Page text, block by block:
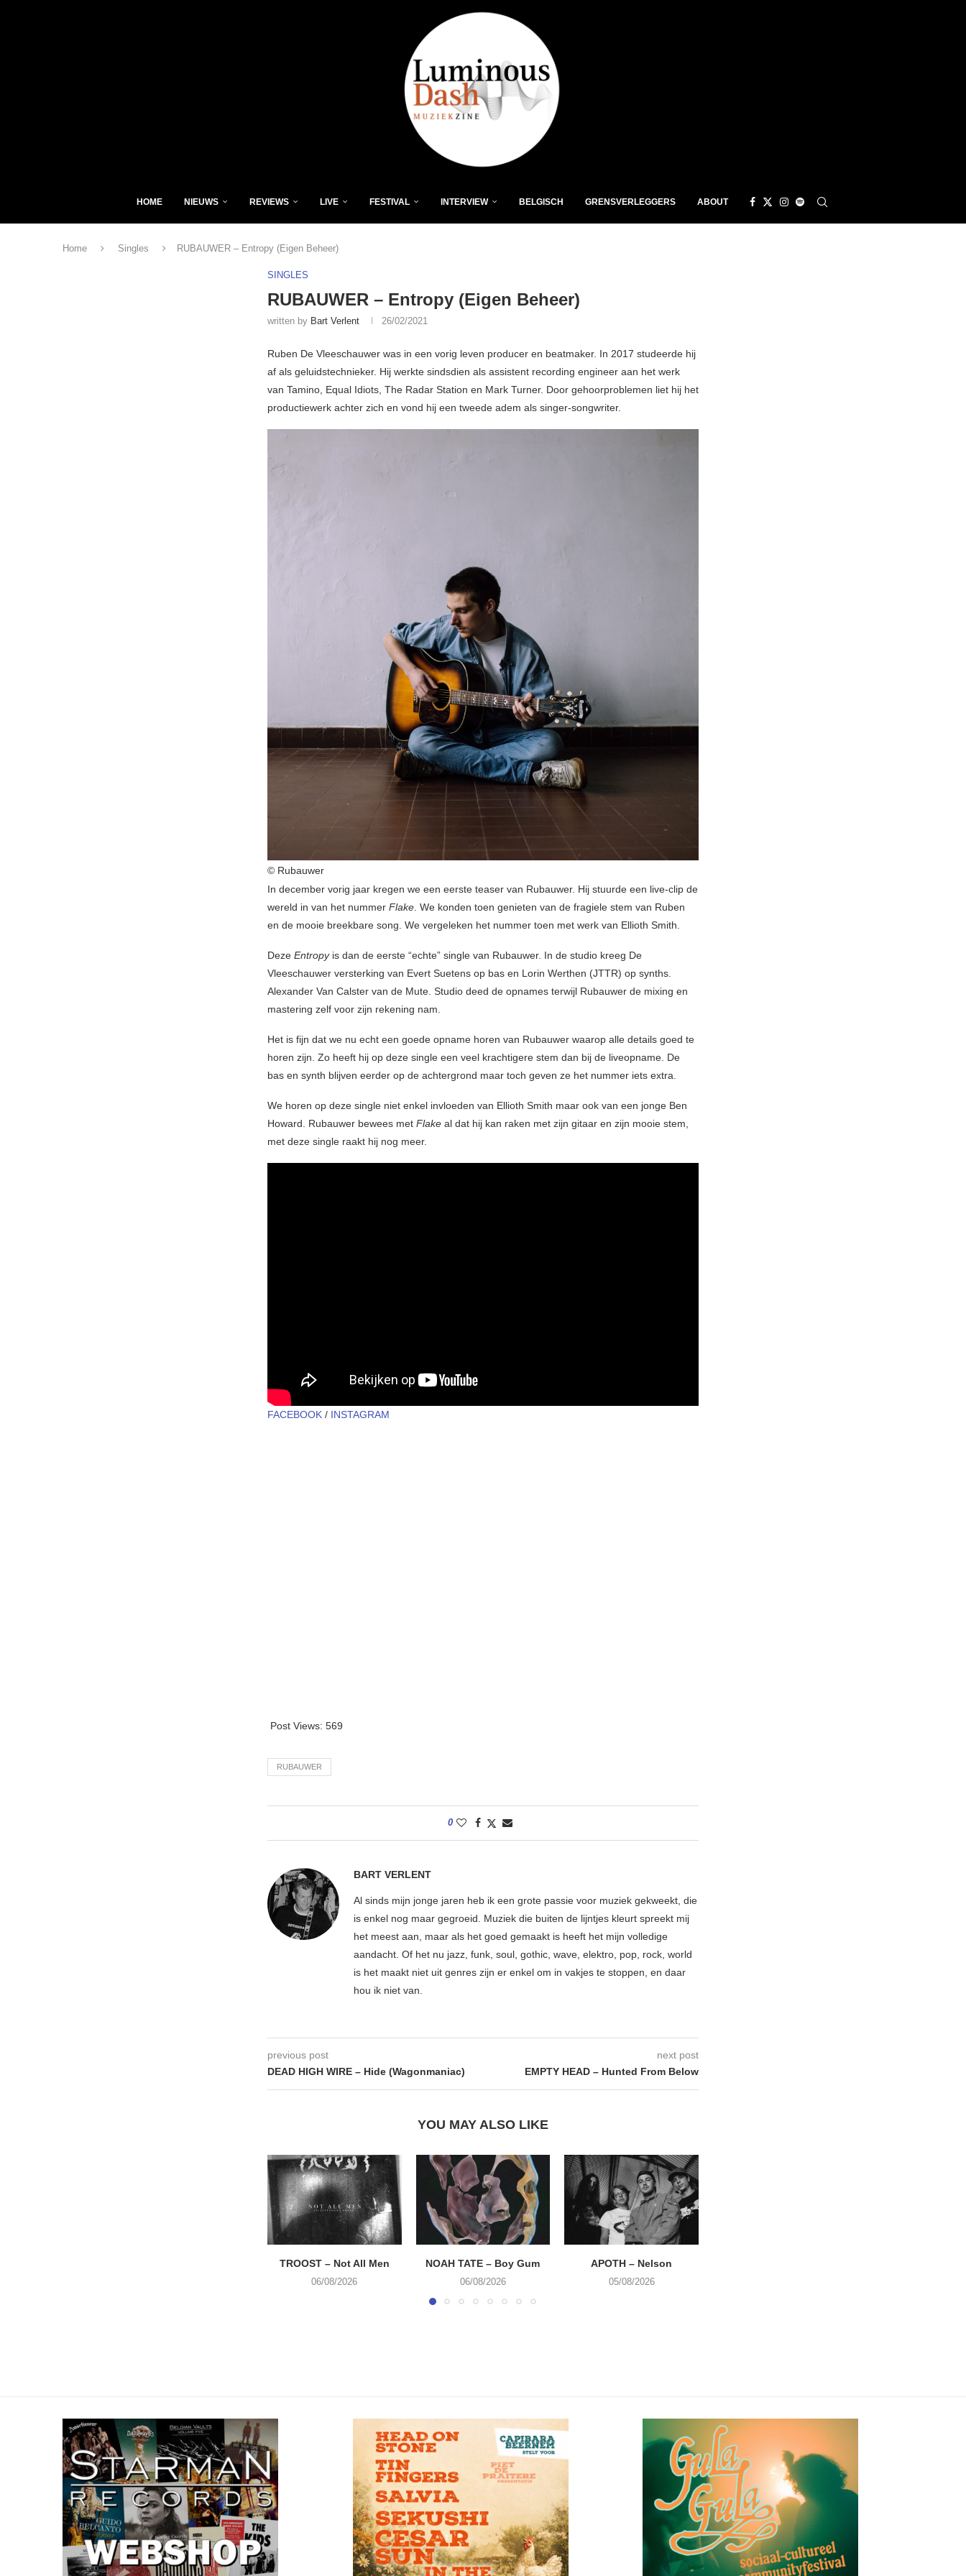
HOME NIEUWS REVIEWS LIVE FESTIVAL INTERVIEW BELGISCH GRENSVERLEGGERS ABOUT
Home Singles RUBAUWER – Entropy (Eigen Beheer)
SINGLES
RUBAUWER – Entropy (Eigen Beheer)
written by Bart Verlent 26/02/2021
Ruben De Vleeschauwer was in een vorig leven producer en beatmaker. In 2017 studeerde hij
af als geluidstechnieker. Hij werkte sindsdien als assistent recording engineer aan het werk
van Tamino, Equal Idiots, The Radar Station en Mark Turner. Door gehoorproblemen liet hij het
productiewerk achter zich en vond hij een tweede adem als singer-songwriter.
© Rubauwer
In december vorig jaar kregen we een eerste teaser van Rubauwer. Hij stuurde een live-clip de
wereld in van het nummer Flake. We konden toen genieten van de fragiele stem van Ruben
en de mooie breekbare song. We vergeleken het nummer toen met werk van Ellioth Smith.
Deze Entropyis dan de eerste “echte” single van Rubauwer. In de studio kreeg De
Vleeschauwer versterking van Evert Suetens op bas en Lorin Werthen (JTTR) op synths.
Alexander Van Calster van de Mute. Studio deed de opnames terwijl Rubauwer de mixing en
mastering zelf voor zijn rekening nam.
Het is fijn dat we nu echt een goede opname horen van Rubauwer waarop alle details goed te
horen zijn. Zo heeft hij op deze single een veel krachtigere stem dan bij de liveopname. De
bas en synth blijven eerder op de achtergrond maar toch geven ze het nummer iets extra.
We horen op deze single niet enkel invloeden van Ellioth Smith maar ook van een jonge Ben
Howard. Rubauwer bewees met Flake al dat hij kan raken met zijn gitaar en zijn mooie stem,
met deze single raakt hij nog meer.
FACEBOOK / INSTAGRAM
Post Views: 569
RUBAUWER
0
BART VERLENT
Al sinds mijn jonge jaren heb ik een grote passie voor muziek gekweekt, die
is enkel nog maar gegroeid. Muziek die buiten de lijntjes kleurt spreekt mij
het meest aan, maar als het goed gemaakt is heeft het mijn volledige
aandacht. Of het nu jazz, funk, soul, gothic, wave, elektro, pop, rock, world
is het maakt niet uit genres zijn er enkel om in vakjes te stoppen, en daar
hou ik niet van.
previous post
DEAD HIGH WIRE – Hide (Wagonmaniac)
next post
EMPTY HEAD – Hunted From Below
YOU MAY ALSO LIKE
TROOST – Not All Men
06/08/2026
NOAH TATE – Boy Gum
06/08/2026
APOTH – Nelson
05/08/2026